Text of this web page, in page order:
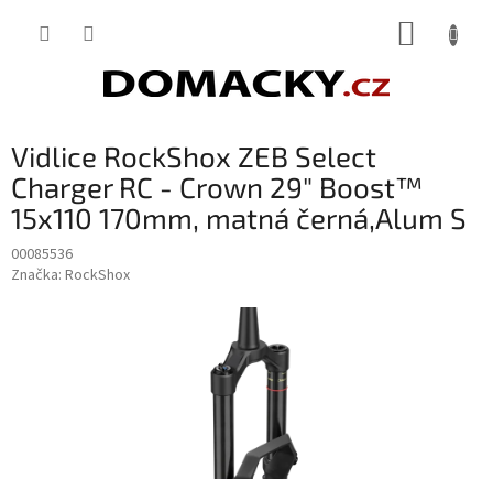
Vidlice RockShox ZEB Select
Charger RC - Crown 29" Boost™
15x110 170mm, matná černá,Alum S
00085536
Značka: RockShox